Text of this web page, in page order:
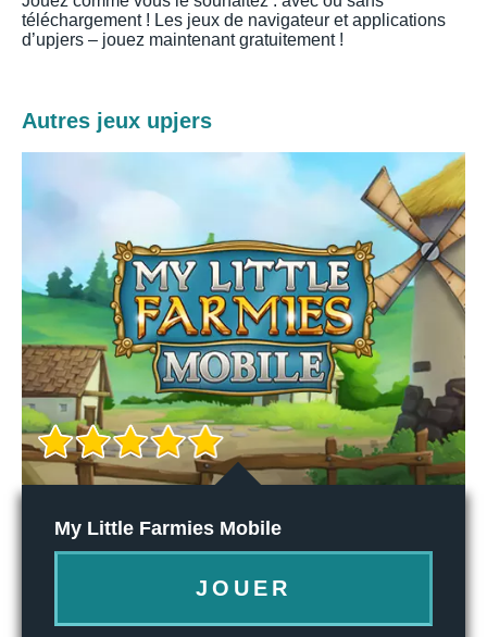
téléchargement ! Les jeux de navigateur et applications
d’upjers – jouez maintenant gratuitement !
Autres jeux upjers
My Little Farmies Mobile
JOUER